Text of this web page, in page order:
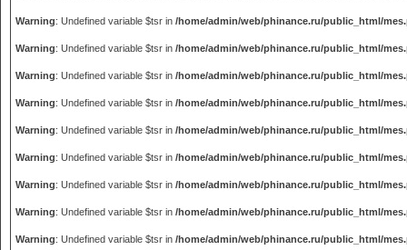
Warning: Undefined variable $tsr in /home/admin/web/phinance.ru/public_html/
Warning: Undefined variable $tsr in /home/admin/web/phinance.ru/public_html/
Warning: Undefined variable $tsr in /home/admin/web/phinance.ru/public_html/
Warning: Undefined variable $tsr in /home/admin/web/phinance.ru/public_html/
Warning: Undefined variable $tsr in /home/admin/web/phinance.ru/public_html/
Warning: Undefined variable $tsr in /home/admin/web/phinance.ru/public_html/
Warning: Undefined variable $tsr in /home/admin/web/phinance.ru/public_html/
Warning: Undefined variable $tsr in /home/admin/web/phinance.ru/public_html/
Warning: Undefined variable $tsr in /home/admin/web/phinance.ru/public_html/